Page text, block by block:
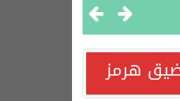
هرمز